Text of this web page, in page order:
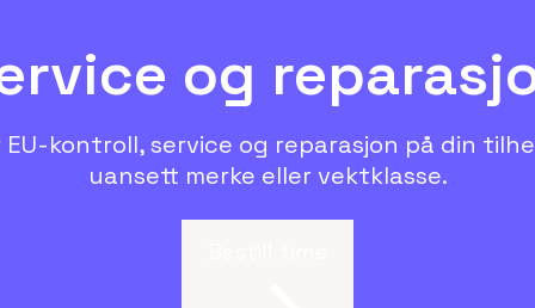
og
EU-kontroll, service og reparasjon på din
uansett merke eller vektklasse.